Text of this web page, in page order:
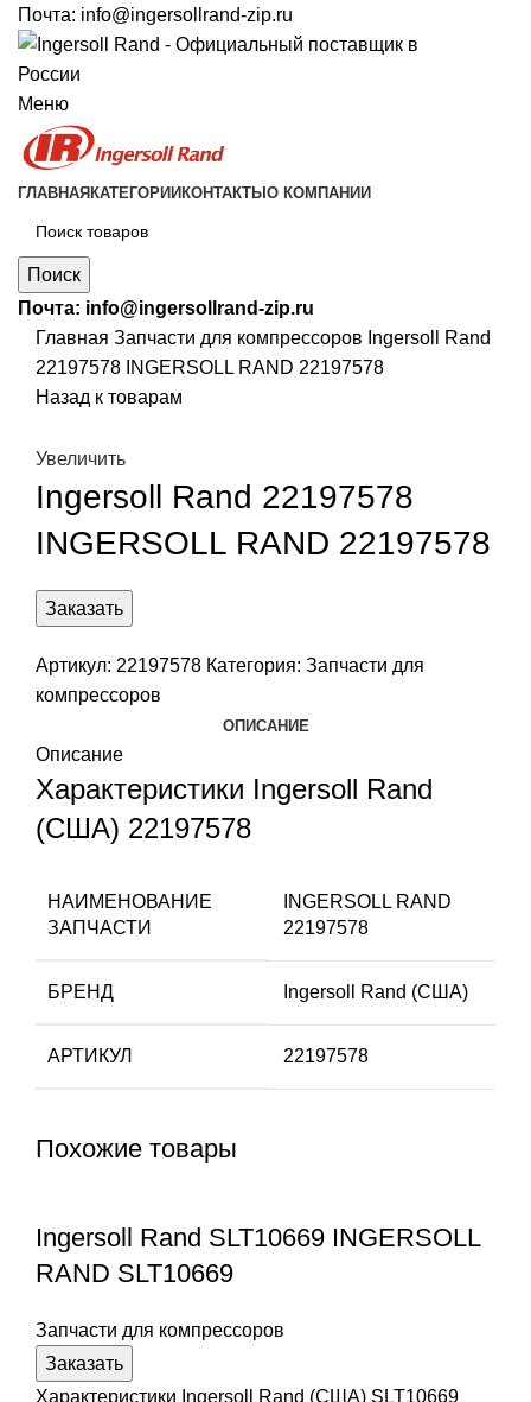
Почта: info@ingersollrand-zip.ru
Меню
ГЛАВНАЯ КАТЕГОРИИ КОНТАКТЫ О КОМПАНИИ
Поиск
Почта: info@ingersollrand-zip.ru
Главная Запчасти для компрессоров Ingersoll Rand
22197578 INGERSOLL RAND 22197578
Назад к товарам
Увеличить
Ingersoll Rand 22197578
INGERSOLL RAND 22197578
Заказать
Артикул: 22197578 Категория: Запчасти для
компрессоров
ОПИСАНИЕ
Описание
Характеристики Ingersoll Rand
(США) 22197578
НАИМЕНОВАНИЕ
ЗАПЧАСТИ
INGERSOLL RAND
22197578
БРЕНД Ingersoll Rand (США)
АРТИКУЛ 22197578
Похожие товары
Ingersoll Rand SLT10669 INGERSOLL
RAND SLT10669
Запчасти для компрессоров
Заказать
Характеристики Ingersoll Rand (США) SLT10669